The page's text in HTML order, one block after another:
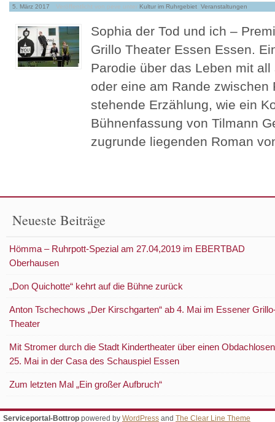
5. März 2017 Veröffentlicht von peve unter Kultur im Ruhrgebiet Veranstaltungen
Sophia der Tod und ich –
Grillo Theater Essen Essen.
Parodie über das Leben mit
oder eine am Rande zwischen
stehende Erzählung, wie ein
Bühnenfassung von Tilmann
zugrunde liegenden Roman
Neueste Beiträge
Hömma – Ruhrpott-Spezial am 27.04,2019 im EBERTBAD
Oberhausen
„Don Quichotte“ kehrt auf die Bühne zurück
Anton Tschechows „Der Kirschgarten“ ab 4. Mai im Essener
Theater
Mit Stromer durch die Stadt Kindertheater über einen
25. Mai in der Casa des Schauspiel Essen
Zum letzten Mal „Ein großer Aufbruch“
Serviceportal-Bottrop powered by WordPress and The Clear Line Theme